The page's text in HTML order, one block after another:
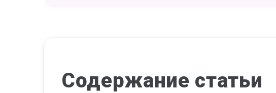
Содержание статьи